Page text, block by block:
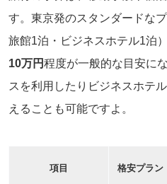
す。東京発のスタンダードな
旅館1泊・ビジネスホテル1泊）
10万円程度が一般的な目安に
スを利用したりビジネスホテ
えることも可能ですよ。
項目 格安プラン